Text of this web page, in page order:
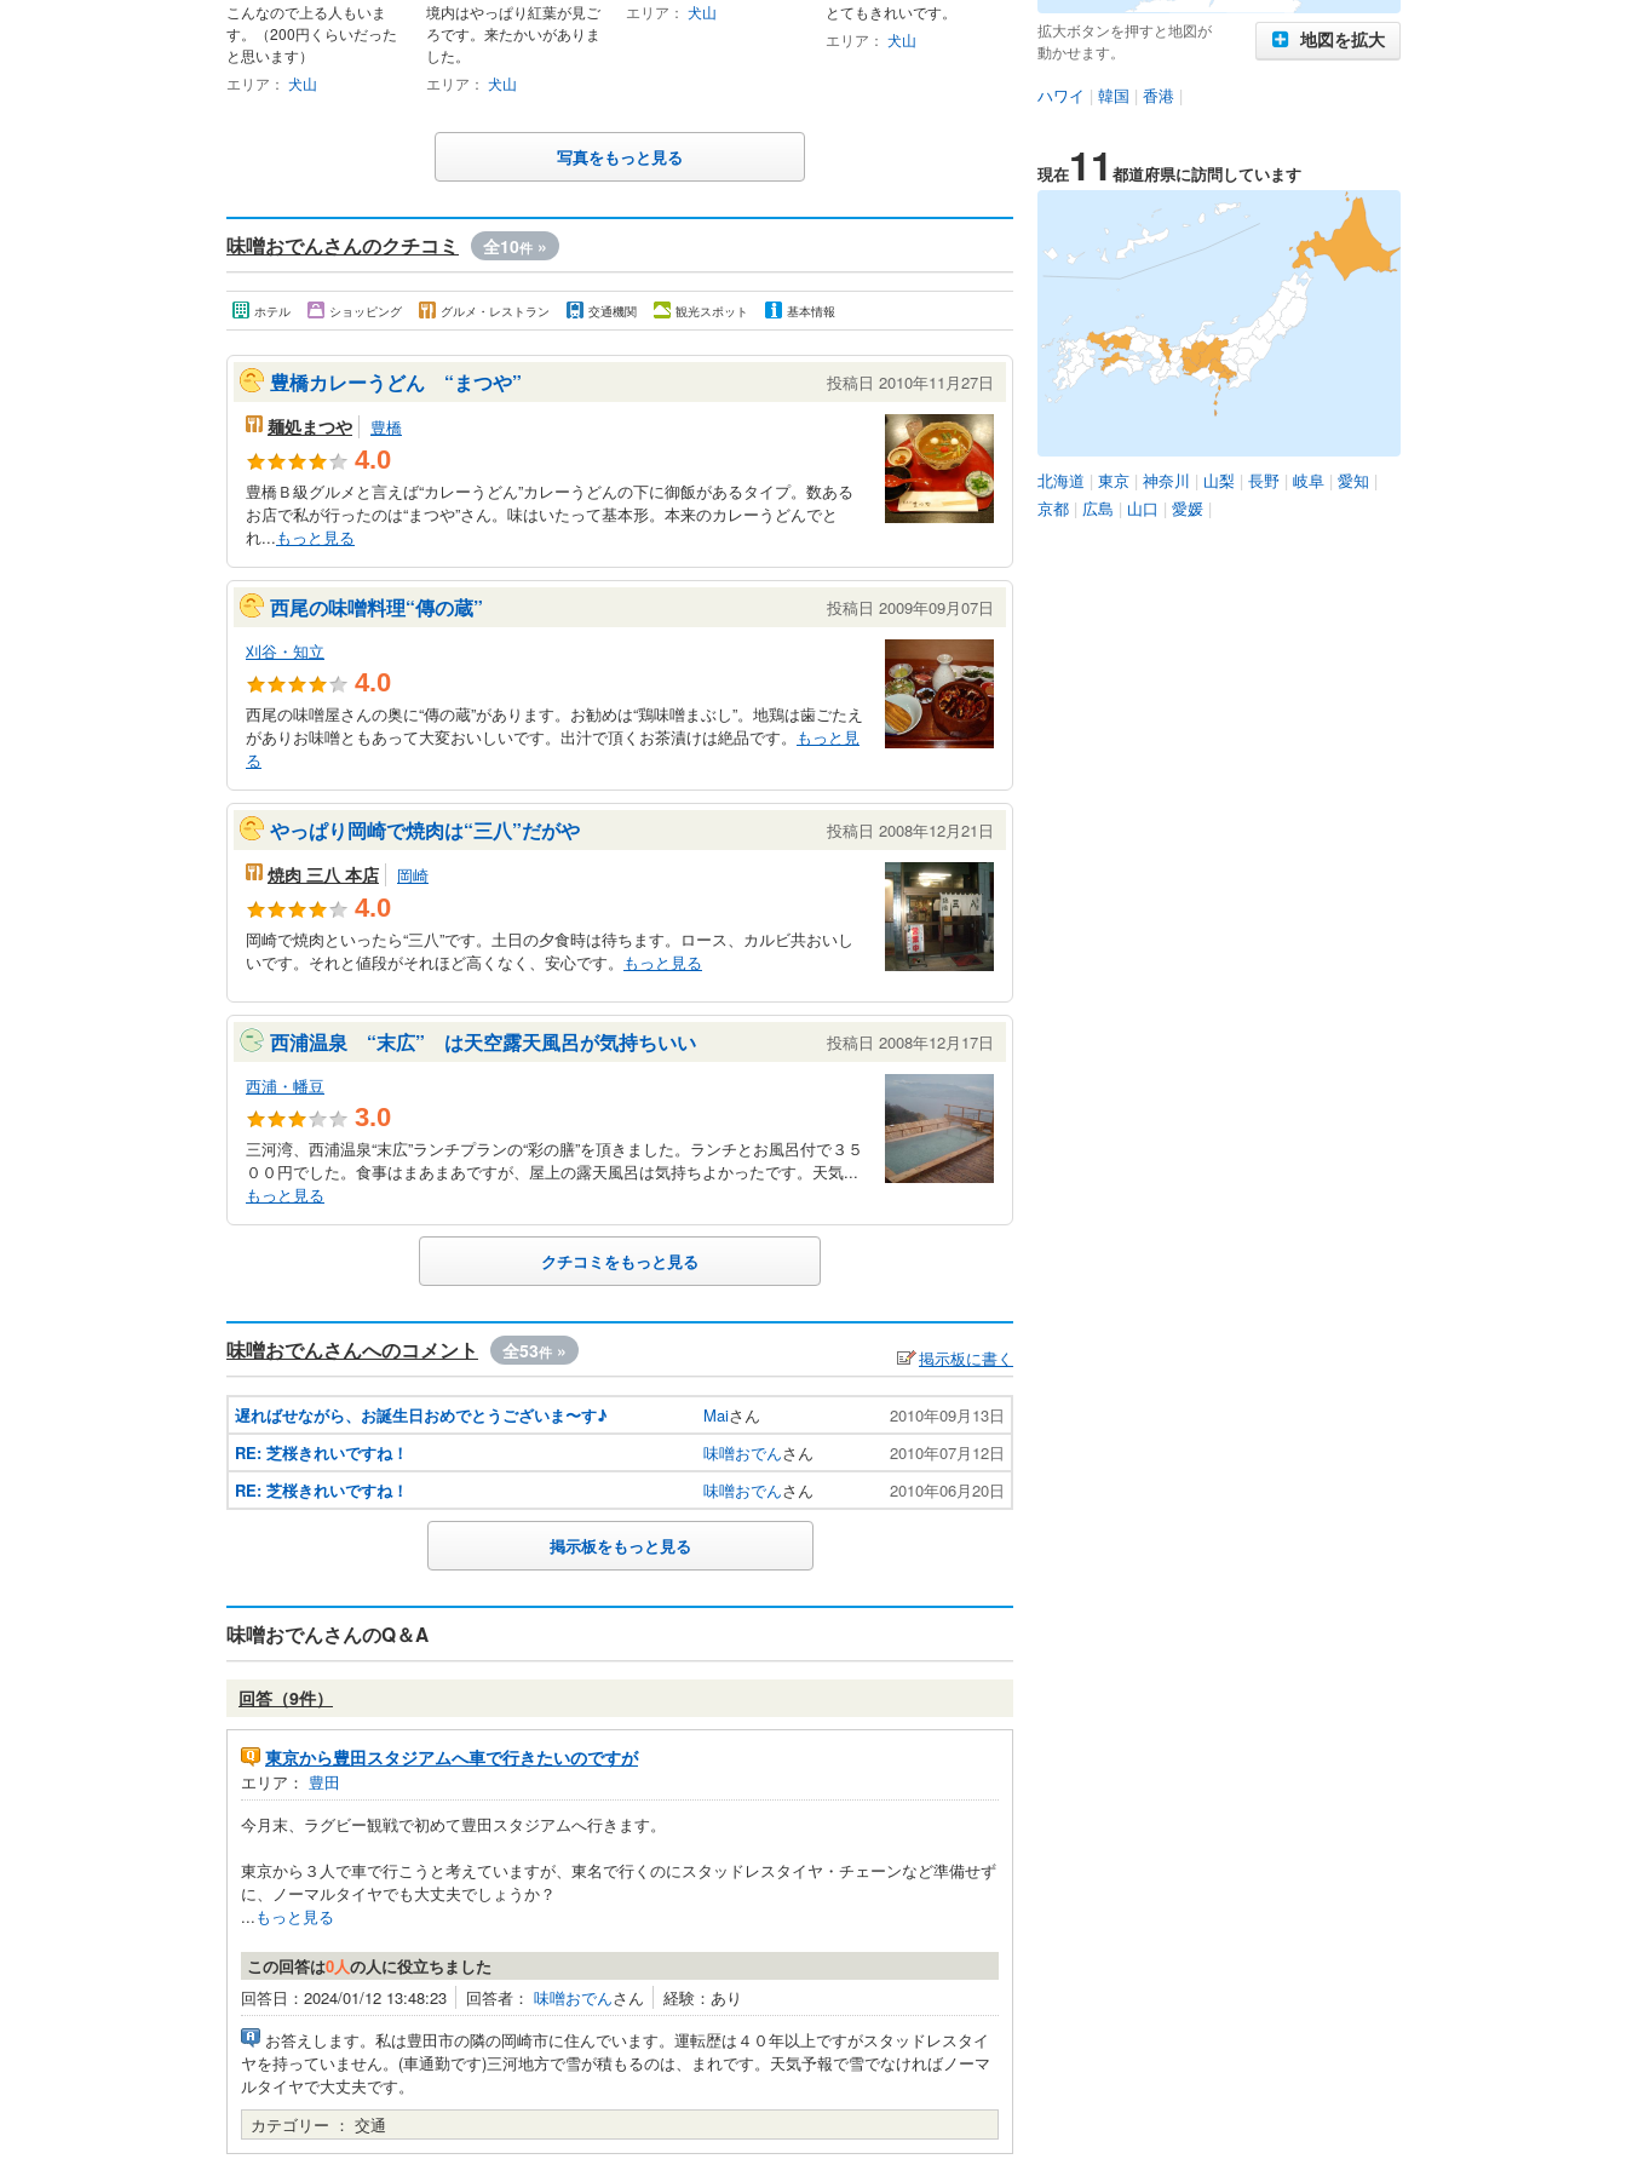
こんなので上る人もいま
す。（200円くらいだった
と思います）
エリア： 犬山
境内はやっぱり紅葉が見ご
ろです。来たかいがありま
した。
エリア： 犬山
エリア： 犬山
とてもきれいです。
エリア： 犬山
写真をもっと見る
味噌おでんさんのクチコミ 全10件 »
ホテル ショッピング グルメ・レストラン 交通機関 観光スポット 基本情報
豊橋カレーうどん “まつや” 投稿日 2010年11月27日
麺処まつや 豊橋
4.0
豊橋Ｂ級グルメと言えば“カレーうどん”カレーうどんの下に御飯があるタイプ。数ある
お店で私が行ったのは“まつや”さん。味はいたって基本形。本来のカレーうどんでと
れ...もっと見る
西尾の味噌料理“傳の蔵”
投稿日 2009年09月07日
刈谷・知立
4.0
西尾の味噌屋さんの奥に“傳の蔵”があります。お勧めは“鶏味噌まぶし”。地鶏は歯ごたえ
がありお味噌ともあって大変おいしいです。出汁で頂くお茶漬けは絶品です。 もっと見
る
やっぱり岡崎で焼肉は“三八”だがや 投稿日 2008年12月21日
焼肉 三八 本店 岡崎
4.0
岡崎で焼肉といったら“三八”です。土日の夕食時は待ちます。ロース、カルビ共おいし
いです。それと値段がそれほど高くなく、安心です。 もっと見る
西浦温泉 “末広” は天空露天風呂が気持ちいい
投稿日 2008年12月17日
西浦・幡豆
3.0
三河湾、西浦温泉“末広”ランチプランの“彩の膳”を頂きました。ランチとお風呂付で３５
００円でした。食事はまあまあですが、屋上の露天風呂は気持ちよかったです。天気...
もっと見る
クチコミをもっと見る
味噌おでんさんへのコメント 全53件 » 掲示板に書く
遅ればせながら、お誕生日おめでとうございま〜す♪ Maiさん
2010年09月13日
RE: 芝桜きれいですね！
味噌おでんさん
2010年07月12日
RE: 芝桜きれいですね！
味噌おでんさん 2010年06月20日
掲示板をもっと見る
味噌おでんさんのQ＆A
回答（9件）
東京から豊田スタジアムへ車で行きたいのですが
エリア： 豊田
今月末、ラグビー観戦で初めて豊田スタジアムへ行きます。
東京から３人で車で行こうと考えていますが、東名で行くのにスタッドレスタイヤ・チェーンなど準備せず
に、ノーマルタイヤでも大丈夫でしょうか？
...もっと見る
この回答は0人の人に役立ちました
回答日：2024/01/12 13:48:23
回答者： 味噌おでんさん
経験：あり
お答えします。私は豊田市の隣の岡崎市に住んでいます。運転歴は４０年以上ですがスタッドレスタイ
ヤを持っていません。(車通勤です)三河地方で雪が積もるのは、まれです。天気予報で雪でなければノーマ
ルタイヤで大丈夫です。
カテゴリー ： 交通
拡大ボタンを押すと地図が
動かせます。
地図を拡大
ハワイ | 韓国 | 香港 |
現在11 都道府県に訪問しています
北海道 | 東京 | 神奈川 | 山梨 | 長野 | 岐阜 | 愛知 |
京都 | 広島 | 山口 | 愛媛 |